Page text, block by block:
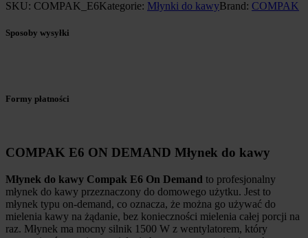
SKU: COMPAK_E6Kategorie: Młynki do kawyBrand: COMPAK
Sposoby wysyłki
Formy płatności
COMPAK E6 ON DEMAND Młynek do kawy
Młynek do kawy Compak E6 On Demand to profesjonalny
młynek do kawy przeznaczony do domowego użytku. Jest to
młynek typu on-demand, co oznacza, że można go używać do
mielenia kawy na żądanie, bez konieczności mielenia całej porcji na
raz. Młynek ma mocny silnik 1500 W z wentylatorem, który